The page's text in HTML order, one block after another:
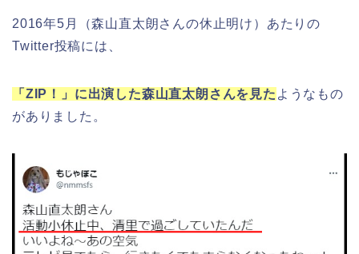
2016年5月（森山直太朗さんの休止明け）あたりの
Twitter投稿には、
「ZIP！」に出演した森山直太朗さんを見た ようなもの
がありました。